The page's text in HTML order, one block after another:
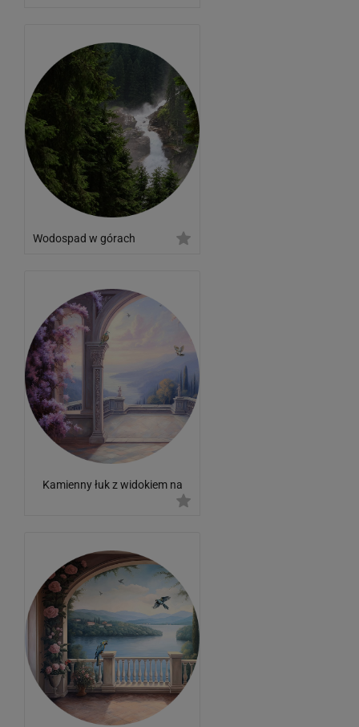
Wodospad w górach
Kamienny łuk z widokiem na